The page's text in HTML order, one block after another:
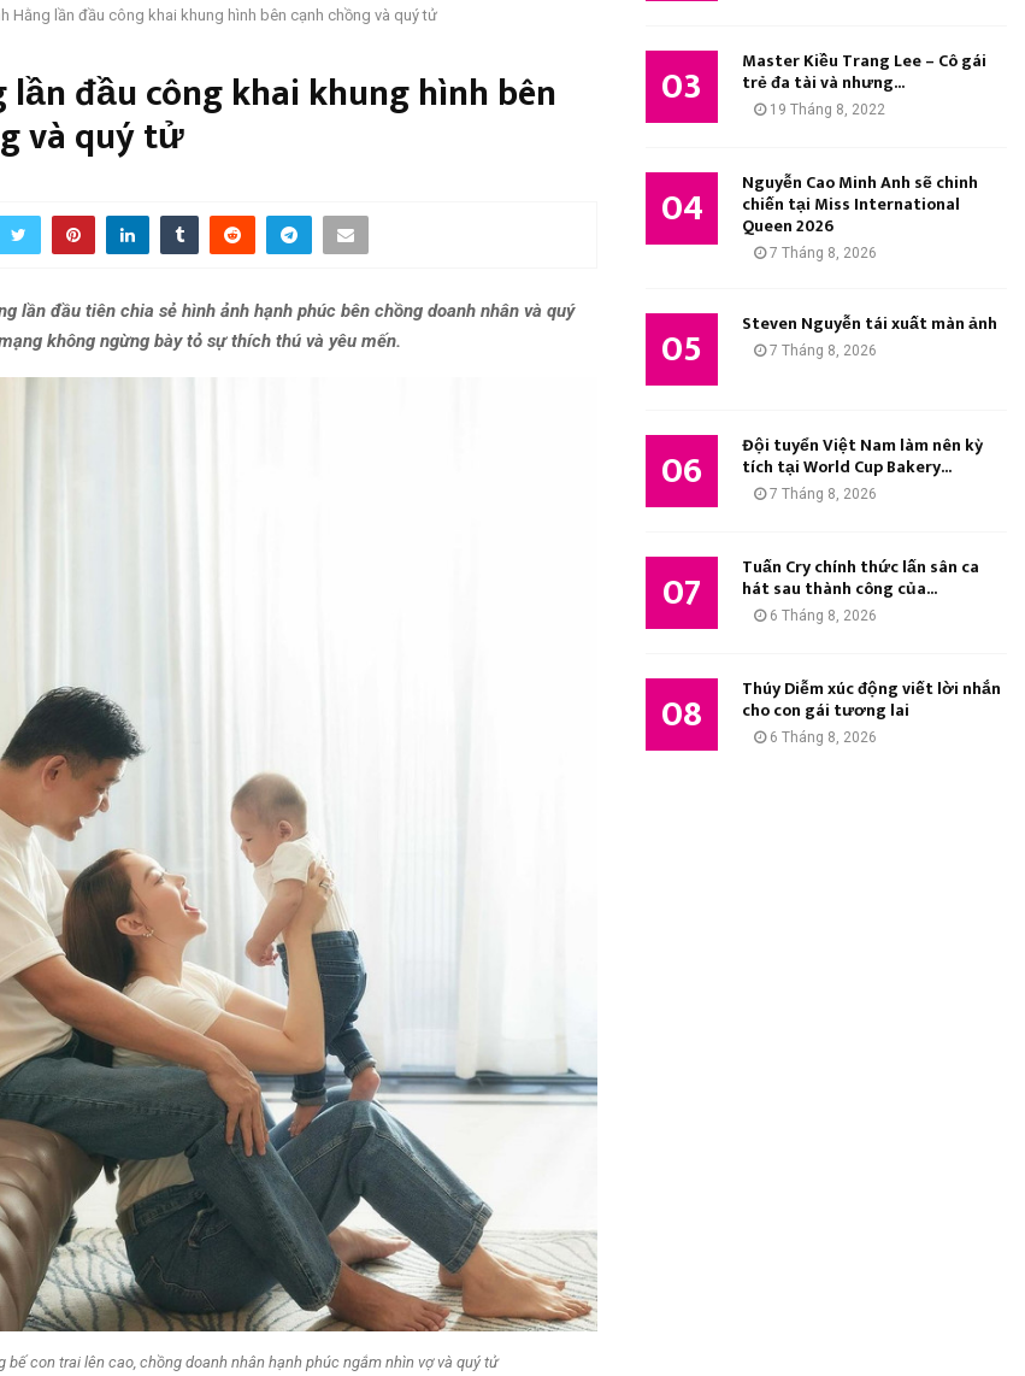
Hằng lần đầu công khai khung hình bên cạnh chồng và quý tử
lần đầu công khai khung hình bên
và quý tử
lần đầu tiên chia sẻ hình ảnh hạnh phúc bên chồng doanh nhân và quý
không ngừng bày tỏ sự thích thú và yêu mến.
bế con trai lên cao, chồng doanh nhân hạnh phúc ngắm nhìn vợ và quý tử
03 Master Kiều Trang Lee – Cô gái
trẻ đa tài và nhưng...
19 Tháng 8, 2022
04 Nguyễn Cao Minh Anh sẽ chinh
chiến tại Miss International
Queen 2026
7 Tháng 8, 2026
05 Steven Nguyễn tái xuất màn ảnh
7 Tháng 8, 2026
06 Đội tuyển Việt Nam làm nên kỳ
tích tại World Cup Bakery...
7 Tháng 8, 2026
07 Tuấn Cry chính thức lấn sân ca
hát sau thành công của...
6 Tháng 8, 2026
08 Thúy Diễm xúc động viết lời nhắn
cho con gái tương lai
6 Tháng 8, 2026